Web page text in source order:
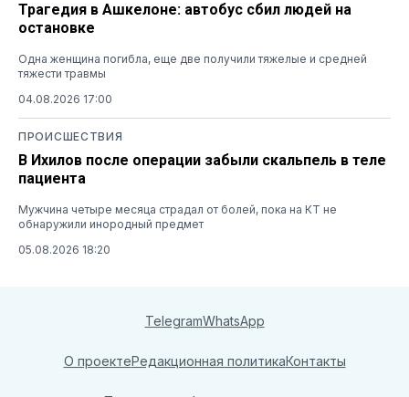
Трагедия в Ашкелоне: автобус сбил людей на
остановке
Одна женщина погибла, еще две получили тяжелые и средней
тяжести травмы
04.08.2026 17:00
ПРОИСШЕСТВИЯ
В Ихилов после операции забыли скальпель в теле
пациента
Мужчина четыре месяца страдал от болей, пока на КТ не
обнаружили инородный предмет
05.08.2026 18:20
TelegramWhatsApp
О проектеРедакционная политикаКонтакты